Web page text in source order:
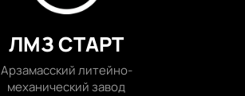
ЛМЗ СТАРТ
Арзамасский литейно-
механический завод